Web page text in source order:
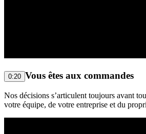
0:20 Vous êtes aux commandes
Nos décisions s’articulent toujours avant
votre équipe, de votre entreprise et du